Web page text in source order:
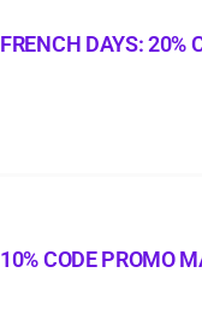
FRENCH DAYS: 20%
10% CODE PROMO